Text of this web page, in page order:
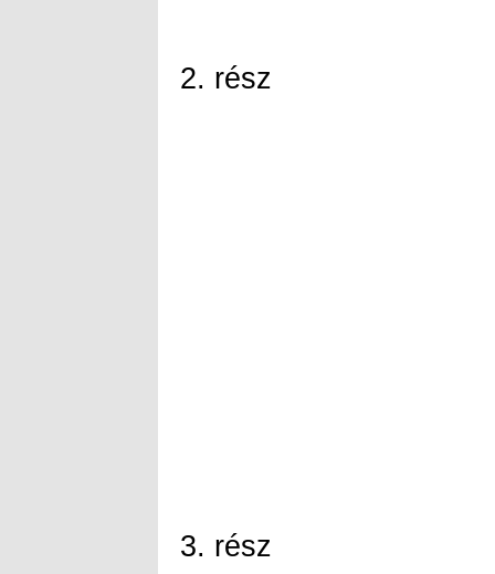
2. rész
3. rész